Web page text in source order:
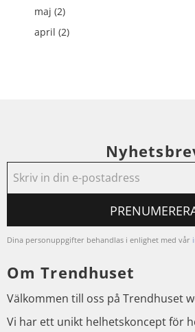
maj (2)
april (2)
Dina personuppgifter behandlas i enlighet med vår
Om Trendhuset
Välkommen till oss på Trendhuset
Vi har ett unikt helhetskoncept för